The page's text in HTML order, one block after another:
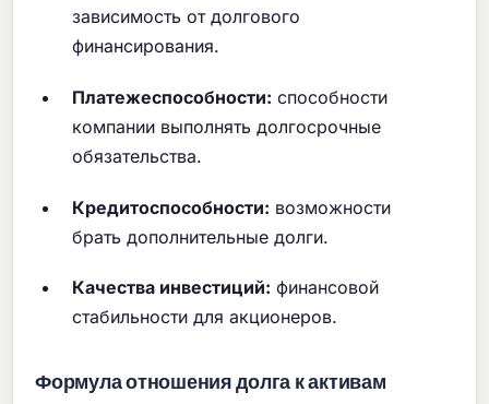
зависимость от долгового
финансирования.
Платежеспособности: способности
компании выполнять долгосрочные
обязательства.
Кредитоспособности: возможности
брать дополнительные долги.
Качества инвестиций: финансовой
стабильности для акционеров.
Формула отношения долга к активам